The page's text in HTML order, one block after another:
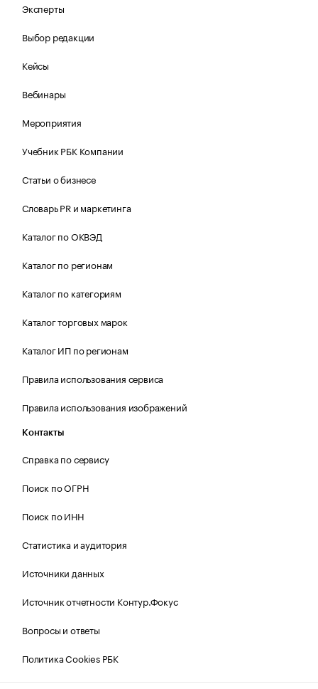
Эксперты
Выбор редакции
Кейсы
Вебинары
Мероприятия
Учебник РБК Компании
Статьи о бизнесе
Словарь PR и маркетинга
Каталог по ОКВЭД
Каталог по регионам
Каталог по категориям
Каталог торговых марок
Каталог ИП по регионам
Правила использования сервиса
Правила использования изображений
Контакты
Справка по сервису
Поиск по ОГРН
Поиск по ИНН
Статистика и аудитория
Источники данных
Источник отчетности Контур.Фокус
Вопросы и ответы
Политика Cookies РБК